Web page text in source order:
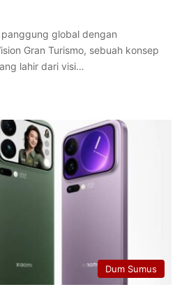
global dengan
Gran Turismo, sebuah konsep
lahir dari visi…
Dum Sumus